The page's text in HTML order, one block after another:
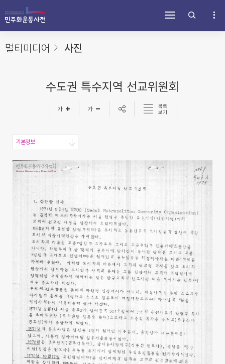
메
뉴
바
로
용
바
로
가
단
바
로
가멀티미디어 사진
수도권 특수지역 선교위원회
목록
보기
기본정보